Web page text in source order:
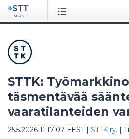
STTK:
täsmentävää
vaaratilanteiden
25.5.2026 11:17:07 EEST| STTK ry. |